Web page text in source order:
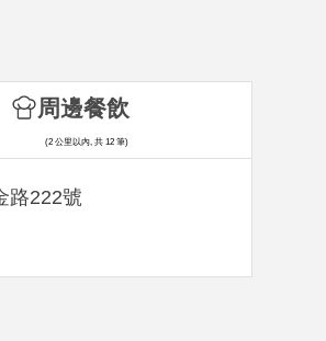
路222號
周邊餐飲
(2 公里以內, 共 12 筆)